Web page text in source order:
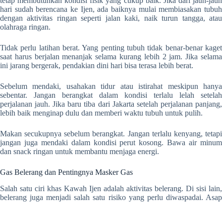
hari sudah berencana ke Ijen, ada baiknya mulai membiasakan tubuh
dengan aktivitas ringan seperti jalan kaki, naik turun tangga, atau
olahraga ringan.
Tidak perlu latihan berat. Yang penting tubuh tidak benar-benar kaget
saat harus berjalan menanjak selama kurang lebih 2 jam. Jika selama
ini jarang bergerak, pendakian dini hari bisa terasa lebih berat.
Sebelum mendaki, usahakan tidur atau istirahat meskipun hanya
sebentar. Jangan berangkat dalam kondisi terlalu lelah setelah
perjalanan jauh. Jika baru tiba dari Jakarta setelah perjalanan panjang,
lebih baik menginap dulu dan memberi waktu tubuh untuk pulih.
Makan secukupnya sebelum berangkat. Jangan terlalu kenyang, tetapi
jangan juga mendaki dalam kondisi perut kosong. Bawa air minum
dan snack ringan untuk membantu menjaga energi.
Gas Belerang dan Pentingnya Masker Gas
Salah satu ciri khas Kawah Ijen adalah aktivitas belerang. Di sisi lain,
belerang juga menjadi salah satu risiko yang perlu diwaspadai. Asap